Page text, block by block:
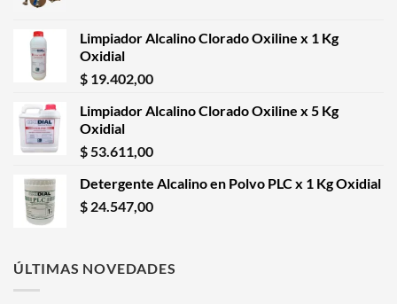
Limpiador Alcalino Clorado Oxiline x 1 Kg
Oxidial
$ 19.402,00
Limpiador Alcalino Clorado Oxiline x 5 Kg
Oxidial
$53.611,00
Detergente Alcalino en Polvo PLC x 1 Kg Oxidial
$ 24.547,00
ÚLTIMAS NOVEDADES